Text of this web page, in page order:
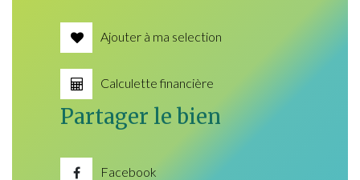
Ajouter à ma selection
Calculette financière
Partager le bien
Facebook